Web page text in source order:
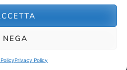
NEGA
Privacy Policy
abbonamenti@gdodata.it
Edizioni srl - P.Iva: 03044390353